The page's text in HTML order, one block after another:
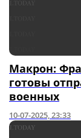
Макрон:
готовы
военных
10-07-2025, 23:33